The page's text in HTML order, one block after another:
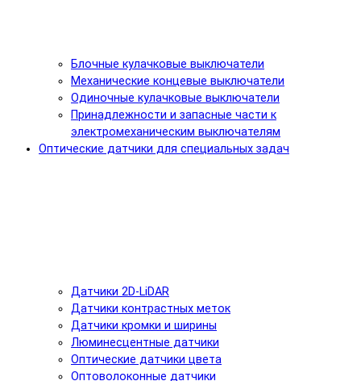
Блочные кулачковые выключатели
Механические концевые выключатели
Одиночные кулачковые выключатели
Принадлежности и запасные части к
электромеханическим выключателям
Оптические датчики для специальных задач
Датчики 2D-LiDAR
Датчики контрастных меток
Датчики кромки и ширины
Люминесцентные датчики
Оптические датчики цвета
Оптоволоконные датчики